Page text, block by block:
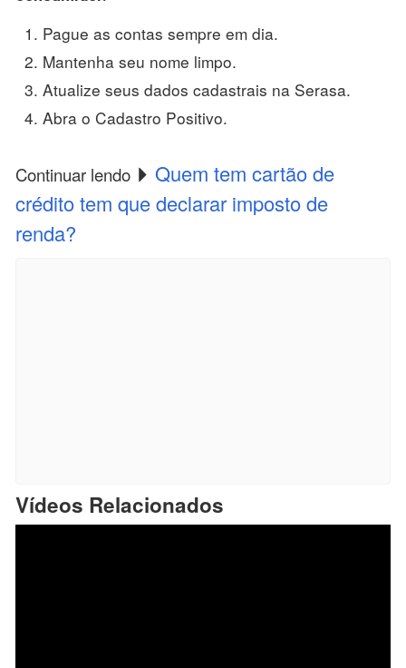
Pague as contas sempre em dia.
Mantenha seu nome limpo.
Atualize seus dados cadastrais na Serasa.
Abra o Cadastro Positivo.
Continuar lendo
Quem tem cartão de
crédito tem que declarar imposto de
renda?
Vídeos Relacionados